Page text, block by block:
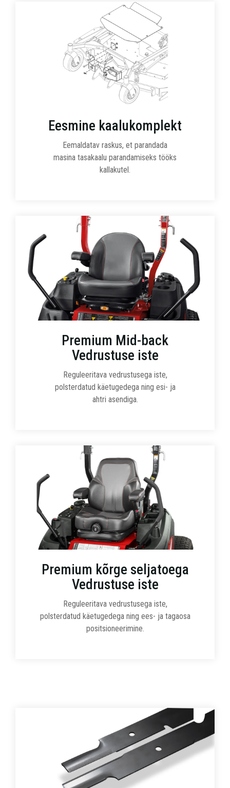
Eesmine kaalukomplekt
Eemaldatav raskus, et parandada
masina tasakaalu parandamiseks tööks
kallakutel.
Premium Mid-back
Vedrustuse iste
Reguleeritava vedrustusega iste,
polsterdatud käetugedega ning esi- ja
ahtri asendiga.
Premium kõrge seljatoega
Vedrustuse iste
Reguleeritava vedrustusega iste,
polsterdatud käetugedega ning ees- ja tagaosa
positsioneerimine.